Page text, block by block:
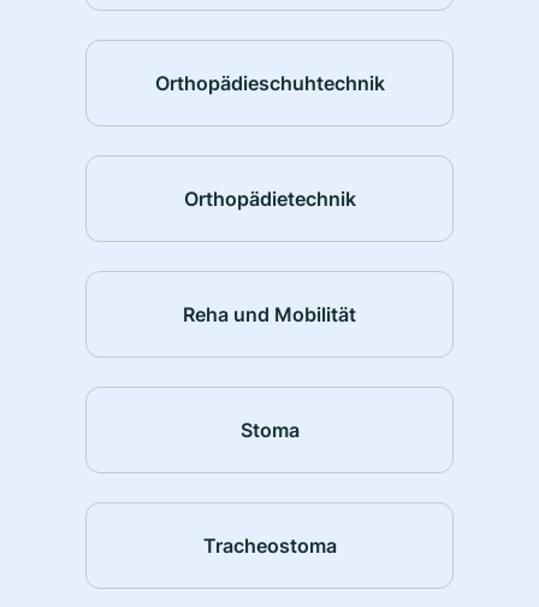
Orthopädieschuhtechnik
Orthopädietechnik
Reha und Mobilität
Stoma
Tracheostoma